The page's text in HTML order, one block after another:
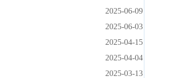
2025-06-09
2025-06-03
2025-04-15
2025-04-04
2025-03-13